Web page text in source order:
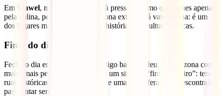
Em Wawel, não tentes ver tudo à pressa. Mesmo que fiques apenas
pela colina, pelos pátios e pela zona exterior, já vale a pena: é um
dos lugares mais importantes da história e da cultura polacas.
Final do dia: Kazimierz
Fecha o dia em
, o antigo bairro judeu. É uma zona com
muito mais personalidade do que um simples “fim de roteiro”: tens
ruas históricas, cafés, esplanadas e uma atmosfera mais descontraída
para jantar sem relógio na mão.